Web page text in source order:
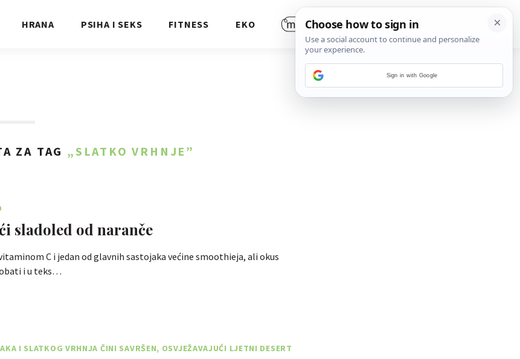
HRANA PSIHA I SEKS FITNESS EKO
ZA TAG „SLATKO VRHNJE”
sladoled od naranče
C i jedan od glavnih sastojaka većine smoothieja, ali okus
i u teks…
I SLATKOG VRHNJA ČINI SAVRŠEN, OSVJEŽAVAJUĆI LJETNI DESERT
Sign in with Google